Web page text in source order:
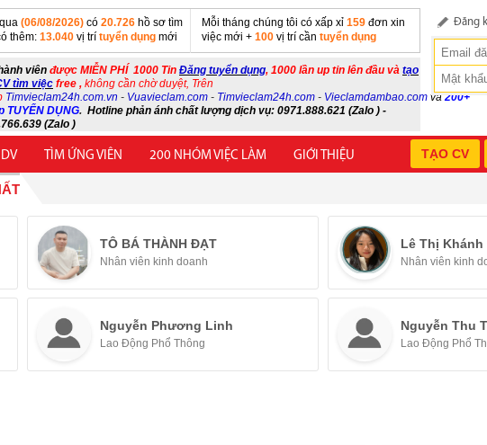
(06/08/2026) có 20.726 hồ sơ tìm
thêm: 13.040 vị trí tuyển dụng mới
Mỗi tháng chúng tôi có xấp xỉ 159 đơn xin
việc mới + 100 vị trí cần tuyển dụng
viên được MIỄN PHÍ 1000 Tin Đăng tuyển dụng, 1000 lần up tin lên đầu và tạo
tìm việc free , không cần chờ duyệt, Trên
Timvieclam24h.com.vn - Vuavieclam.com - Timvieclam24h.com - Vieclamdambao.com và 200+
TUYỂN DỤNG. Hotline phản ánh chất lượng dịch vụ: 0971.888.621 (Zalo ) -
(Zalo )
Đăng
TÌM ỨNG VIÊN 200 NHÓM VIỆC LÀM GIỚI THIỆU TẠO CV
TÔ BÁ THÀNH ĐẠT
Nhân viên kinh doanh
Lê Thị Khánh
Nhân viên kinh
Nguyễn Phương Linh
Lao Động Phổ Thông
Nguyễn Thu
Lao Động Phổ